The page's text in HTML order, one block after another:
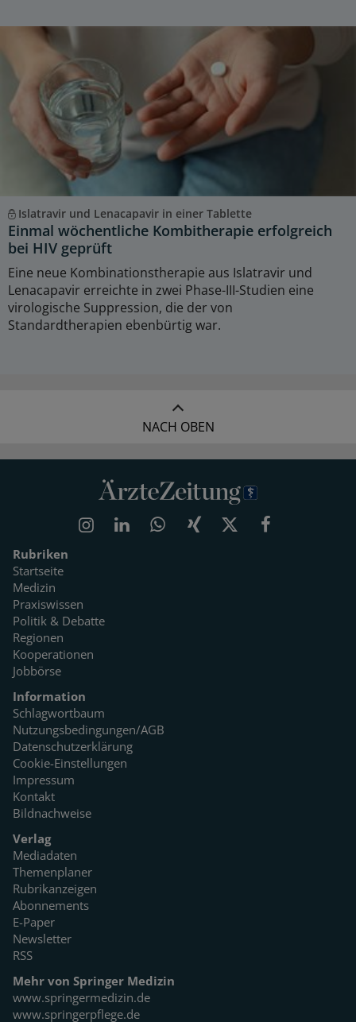
Islatravir und Lenacapavir in einer Tablette
Einmal wöchentliche Kombitherapie erfolgreich
bei HIV geprüft
Eine neue Kombinationstherapie aus Islatravir und
Lenacapavir erreichte in zwei Phase-III-Studien eine
virologische Suppression, die der von
Standardtherapien ebenbürtig war.
NACH OBEN
Rubriken
Startseite
Medizin
Praxiswissen
Politik & Debatte
Regionen
Kooperationen
Jobbörse
Information
Schlagwortbaum
Nutzungsbedingungen/AGB
Datenschutzerklärung
Cookie-Einstellungen
Impressum
Kontakt
Bildnachweise
Verlag
Mediadaten
Themenplaner
Rubrikanzeigen
Abonnements
E-Paper
Newsletter
RSS
Mehr von Springer Medizin
www.springermedizin.de
www.springerpflege.de